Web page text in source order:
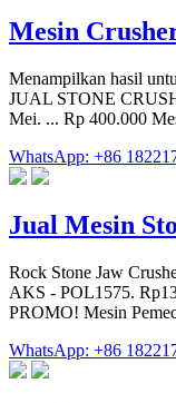
Mesin
Menampilkan hasil
JUAL STONE
Mei. ... Rp 400.000
WhatsApp: +86
Jual Mesin
Rock Stone Jaw
AKS - POL1575.
PROMO! Mesin
WhatsApp: +86